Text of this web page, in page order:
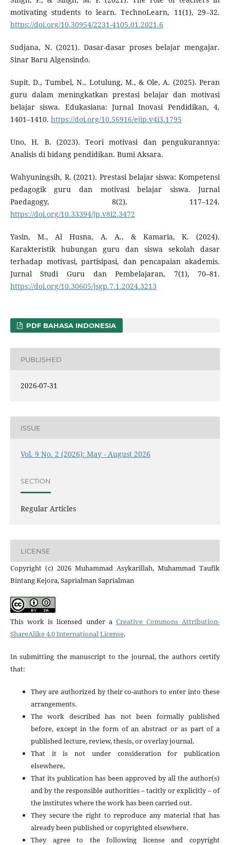
motivating students to learn. TechnoLearn, 11(1), 29–32.
https://doi.org/10.30954/2231-4105.01.2021.6
Sudjana, N. (2021). Dasar-dasar proses belajar mengajar.
Sinar Baru Algensindo.
Supit, D., Tumbel, N., Lotulung, M., & Ole, A. (2025). Peran
guru dalam meningkatkan prestasi belajar dan motivasi
belajar siswa. Edukasiana: Jurnal Inovasi Pendidikan, 4,
1401–1410. https://doi.org/10.56916/ejip.v4i3.1795
Uno, H. B. (2023). Teori motivasi dan pengukurannya:
Analisis di bidang pendidikan. Bumi Aksara.
Wahyuningsih, R. (2021). Prestasi belajar siswa: Kompetensi
pedagogik guru dan motivasi belajar siswa. Jurnal
Paedagogy, 8(2), 117–124.
https://doi.org/10.33394/jp.v8i2.3472
Yasin, M., Al Husna, A. A., & Kamaria, K. (2024).
Karakteristik hubungan guru dan siswa sekolah dasar
terhadap motivasi, partisipasi, dan pencapaian akademis.
Jurnal Studi Guru dan Pembelajaran, 7(1), 70–81.
https://doi.org/10.30605/jsgp.7.1.2024.3213
PDF BAHASA INDONESIA
PUBLISHED
2026-07-31
ISSUE
Vol. 9 No. 2 (2026): May - August 2026
SECTION
Regular Articles
LICENSE
Copyright (c) 2026 Muhammad Asykarillah, Muhammad Taufik
Bintang Kejora, Saprialman Saprialman
This work is licensed under a Creative Commons Attribution-
ShareAlike 4.0 International License.
In submitting the manuscript to the journal, the authors certify
that:
They are authorized by their co-authors to enter into these
arrangements.
The work described has not been formally published
before, except in the form of an abstract or as part of a
published lecture, review, thesis, or overlay journal.
That it is not under consideration for publication
elsewhere,
That its publication has been approved by all the author(s)
and by the responsible authorities – tacitly or explicitly – of
the institutes where the work has been carried out.
They secure the right to reproduce any material that has
already been published or copyrighted elsewhere.
They agree to the following license and copyright